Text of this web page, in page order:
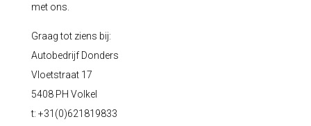
met ons.
Graag tot ziens bij:
Autobedrijf Donders
Vloetstraat 17
5408 PH Volkel
t: +31(0)621819833